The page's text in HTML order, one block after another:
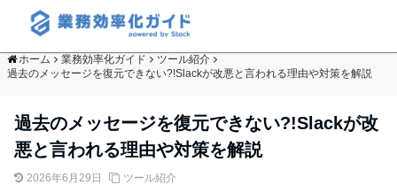
ホーム 業務効率化ガイド
ツール紹介
過去のメッセージを復元できない?!Slackが改悪と言われる理由や対策を解説
過去のメッセージを復元できない?!Slackが改
悪と言われる理由や対策を解説
2026年6月29日 ツール紹介